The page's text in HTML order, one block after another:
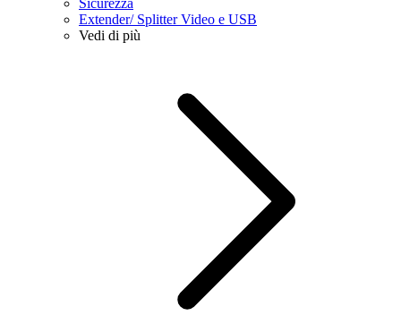
Sicurezza
Extender/ Splitter Video e USB
Vedi di più